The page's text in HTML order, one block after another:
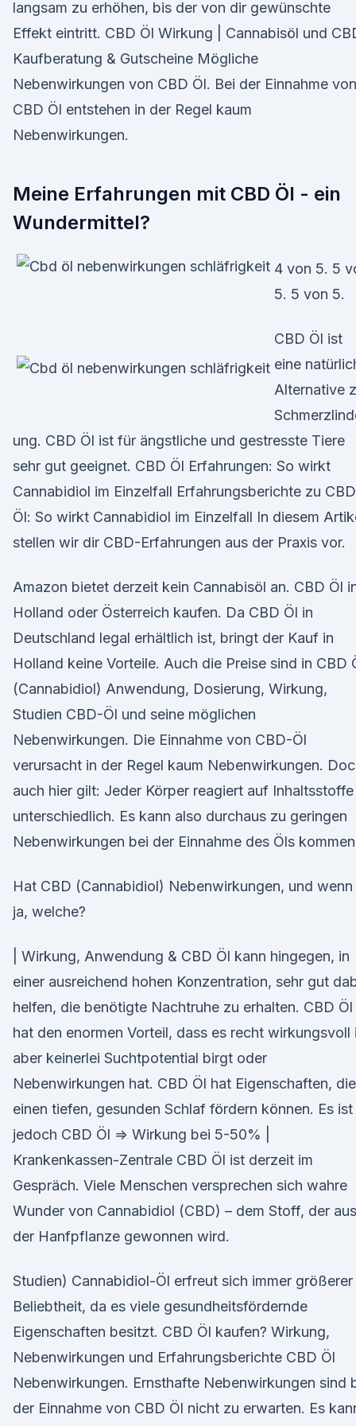
langsam zu erhöhen, bis der von dir gewünschte
Effekt eintritt. CBD Öl Wirkung | Cannabisöl und
Kaufberatung & Gutscheine Mögliche
Nebenwirkungen von CBD Öl. Bei der Einnahme von
CBD Öl entstehen in der Regel kaum
Nebenwirkungen.
Meine Erfahrungen mit CBD Öl - ein
Wundermittel?
4 von 5. 5
5. 5 von 5.
CBD Öl ist
eine
Alternative
ung. CBD Öl ist für ängstliche und gestresste Tiere
sehr gut geeignet. CBD Öl Erfahrungen: So wirkt
Cannabidiol im Einzelfall Erfahrungsberichte zu CBD
Öl: So wirkt Cannabidiol im Einzelfall In diesem
stellen wir dir CBD-Erfahrungen aus der Praxis vor.
Amazon bietet derzeit kein Cannabisöl an. CBD Öl
Holland oder Österreich kaufen. Da CBD Öl in
Deutschland legal erhältlich ist, bringt der Kauf in
Holland keine Vorteile. Auch die Preise sind in CBD
(Cannabidiol) Anwendung, Dosierung, Wirkung,
Studien CBD-Öl und seine möglichen
Nebenwirkungen. Die Einnahme von CBD-Öl
verursacht in der Regel kaum Nebenwirkungen.
auch hier gilt: Jeder Körper reagiert auf Inhaltsstoffe
unterschiedlich. Es kann also durchaus zu geringen
Nebenwirkungen bei der Einnahme des Öls
Hat CBD (Cannabidiol) Nebenwirkungen, und wenn
ja, welche?
| Wirkung, Anwendung & CBD Öl kann hingegen, in
einer ausreichend hohen Konzentration, sehr gut
helfen, die benötigte Nachtruhe zu erhalten. CBD Öl
hat den enormen Vorteil, dass es recht wirkungsvoll
aber keinerlei Suchtpotential birgt oder
Nebenwirkungen hat. CBD Öl hat Eigenschaften, die
einen tiefen, gesunden Schlaf fördern können. Es ist
jedoch CBD Öl ⇒ Wirkung bei 5-50% |
Krankenkassen-Zentrale CBD Öl ist derzeit im
Gespräch. Viele Menschen versprechen sich wahre
Wunder von Cannabidiol (CBD) – dem Stoff, der aus
der Hanfpflanze gewon­nen wird.
Studien) Cannabidiol-Öl erfreut sich immer größerer
Beliebtheit, da es viele gesundheitsfördernde
Eigenschaften besitzt. CBD Öl kaufen? Wirkung,
Nebenwirkungen und Erfahrungsberichte CBD Öl
Nebenwirkungen. Ernsthafte Nebenwirkungen sind
der Einnahme von CBD Öl nicht zu erwarten. Es